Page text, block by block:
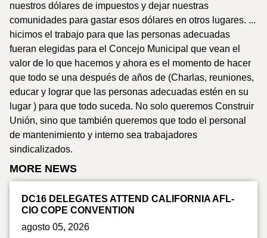
nuestros dólares de impuestos y dejar nuestras
comunidades para gastar esos dólares en otros lugares. ...
hicimos el trabajo para que las personas adecuadas
fueran elegidas para el Concejo Municipal que vean el
valor de lo que hacemos y ahora es el momento de hacer
que todo se una después de años de (Charlas, reuniones,
educar y lograr que las personas adecuadas estén en su
lugar ) para que todo suceda. No solo queremos Construir
Unión, sino que también queremos que todo el personal
de mantenimiento y interno sea trabajadores
sindicalizados.
MORE NEWS
DC16 DELEGATES ATTEND CALIFORNIA AFL-
CIO COPE CONVENTION
agosto 05, 2026